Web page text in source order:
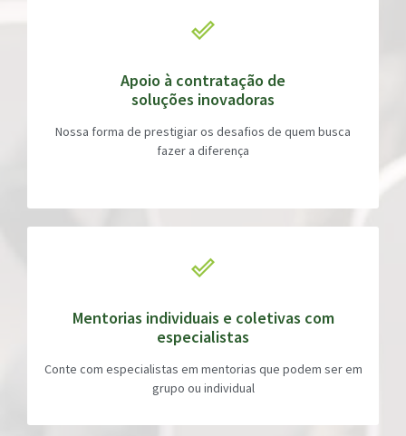
Apoio à contratação de
soluções inovadoras
Nossa forma de prestigiar os desafios de quem busca
fazer a diferença
Mentorias individuais e coletivas com
especialistas
Conte com especialistas em mentorias que podem ser em
grupo ou individual